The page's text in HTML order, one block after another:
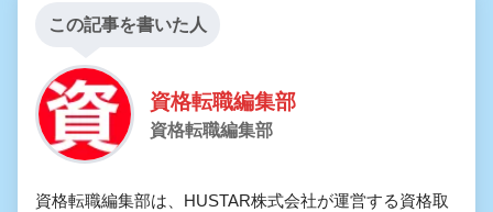
この記事を書いた人
資格転職編集部
資格転職編集部
資格転職編集部は、HUSTAR株式会社が運営する資格取